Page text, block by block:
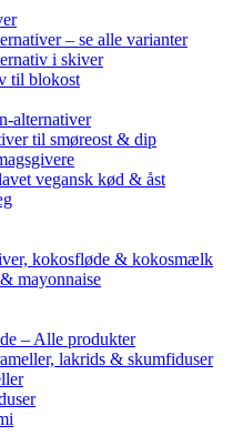
– se alle varianter
i skiver
til blokost
alternativer
til smøreost & dip
vegansk kød & åst
kokosfløde & kokosmælk
mayonnaise
– Alle produkter
lakrids & skumfiduser